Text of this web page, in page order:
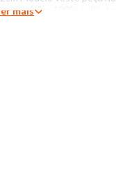
100%
mais